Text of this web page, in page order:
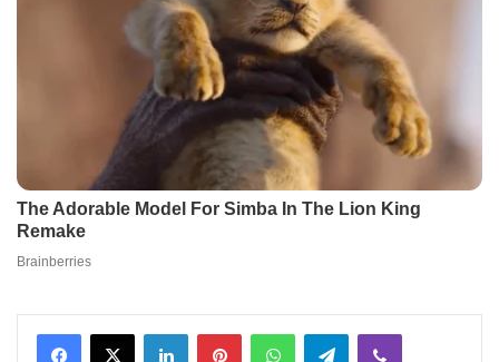
Facebook
X LinkedInPinterestWhatsAppTelegramViber